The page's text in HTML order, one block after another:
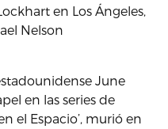
en Los Ángeles,
Nelson
June
en las series de
el Espacio’, murió en